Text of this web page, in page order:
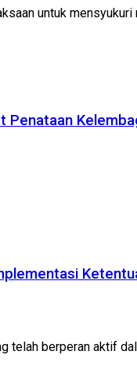
untuk
berperan aktif